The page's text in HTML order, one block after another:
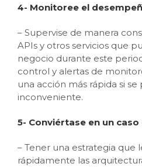
4- Monitoree el
– Supervise de manera
APIs y otros servicios que
negocio durante este
control y alertas de
una acción más rápida si
inconveniente.
5- Conviértase en un
– Tener una estrategia que
rápidamente las